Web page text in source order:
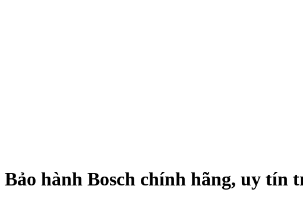
Bảo hành Bosch chính hãng, uy tín